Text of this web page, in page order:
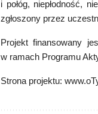
i połóg, niepłodność,
zgłoszony przez
Projekt finansowany
w ramach Programu
Strona projektu: